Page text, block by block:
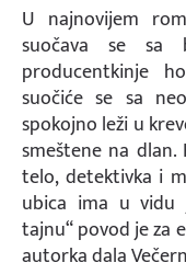
U najnovijem
suočava se sa
producentkinje
suočiće se sa
spokojno leži u
smeštene na
telo, detektivka i
ubica ima u vidu
tajnu“ povod je za
autorka dala